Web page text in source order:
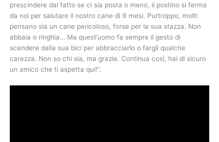
prescindere dal fatto se ci sia posta o meno, il postino si ferma
da noi per salutare il nostro cane di 9 mesi. Purtroppo, molti
pensano sia un cane pericoloso, forse per la sua stazza. Non
abbaia o ringhia… Ma quest’uomo fa sempre il gesto di
scendere dalla sua bici per abbracciarlo o fargli qualche
carezza. Non so chi sia, ma grazie. Continua così, hai di sicuro
un amico che ti aspetta qui!”.